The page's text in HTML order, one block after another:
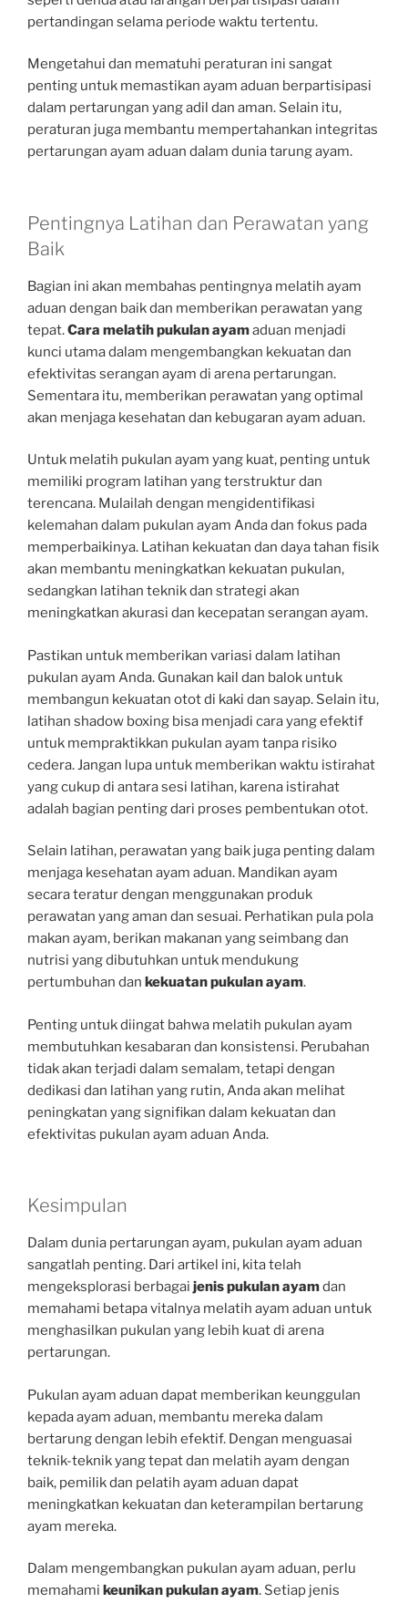
pertandingan selama periode waktu tertentu.
Mengetahui dan mematuhi peraturan ini sangat
penting untuk memastikan ayam aduan berpartisipasi
dalam pertarungan yang adil dan aman. Selain itu,
peraturan juga membantu mempertahankan integritas
pertarungan ayam aduan dalam dunia tarung ayam.
Pentingnya Latihan dan Perawatan yang
Baik
Bagian ini akan membahas pentingnya melatih ayam
aduan dengan baik dan memberikan perawatan yang
tepat.Cara melatih pukulan ayamaduan menjadi
kunci utama dalam mengembangkan kekuatan dan
efektivitas serangan ayam di arena pertarungan.
Sementara itu, memberikan perawatan yang optimal
akan menjaga kesehatan dan kebugaran ayam aduan.
Untuk melatih pukulan ayam yang kuat, penting untuk
memiliki program latihan yang terstruktur dan
terencana. Mulailah dengan mengidentifikasi
kelemahan dalam pukulan ayam Anda dan fokus pada
memperbaikinya. Latihan kekuatan dan daya tahan fisik
akan membantu meningkatkan kekuatan pukulan,
sedangkan latihan teknik dan strategi akan
meningkatkan akurasi dan kecepatan serangan ayam.
Pastikan untuk memberikan variasi dalam latihan
pukulan ayam Anda. Gunakan kail dan balok untuk
membangun kekuatan otot di kaki dan sayap. Selain itu,
latihan shadow boxing bisa menjadi cara yang efektif
untuk mempraktikkan pukulan ayam tanpa risiko
cedera. Jangan lupa untuk memberikan waktu istirahat
yang cukup di antara sesi latihan, karena istirahat
adalah bagian penting dari proses pembentukan otot.
Selain latihan, perawatan yang baik juga penting dalam
menjaga kesehatan ayam aduan. Mandikan ayam
secara teratur dengan menggunakan produk
perawatan yang aman dan sesuai. Perhatikan pula pola
makan ayam, berikan makanan yang seimbang dan
nutrisi yang dibutuhkan untuk mendukung
pertumbuhan dan kekuatan pukulan ayam.
Penting untuk diingat bahwa melatih pukulan ayam
membutuhkan kesabaran dan konsistensi. Perubahan
tidak akan terjadi dalam semalam, tetapi dengan
dedikasi dan latihan yang rutin, Anda akan melihat
peningkatan yang signifikan dalam kekuatan dan
efektivitas pukulan ayam aduan Anda.
Kesimpulan
Dalam dunia pertarungan ayam, pukulan ayam aduan
sangatlah penting. Dari artikel ini, kita telah
mengeksplorasi berbagai jenis pukulan ayamdan
memahami betapa vitalnya melatih ayam aduan untuk
menghasilkan pukulan yang lebih kuat di arena
pertarungan.
Pukulan ayam aduan dapat memberikan keunggulan
kepada ayam aduan, membantu mereka dalam
bertarung dengan lebih efektif. Dengan menguasai
teknik-teknik yang tepat dan melatih ayam dengan
baik, pemilik dan pelatih ayam aduan dapat
meningkatkan kekuatan dan keterampilan bertarung
ayam mereka.
Dalam mengembangkan pukulan ayam aduan, perlu
memahami keunikan pukulan ayam. Setiap jenis